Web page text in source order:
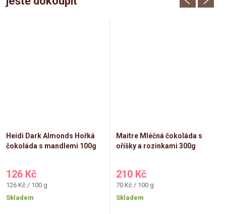
Heidi Dark Almonds Hořká
čokoláda s mandlemi 100g
126 Kč
Měrná
cena:
126 Kč / 100 g
Skladem
Maitre Mléčná čokoláda s
oříšky a rozinkami 300g
210 Kč
Měrná
cena:
70 Kč / 100 g
Skladem